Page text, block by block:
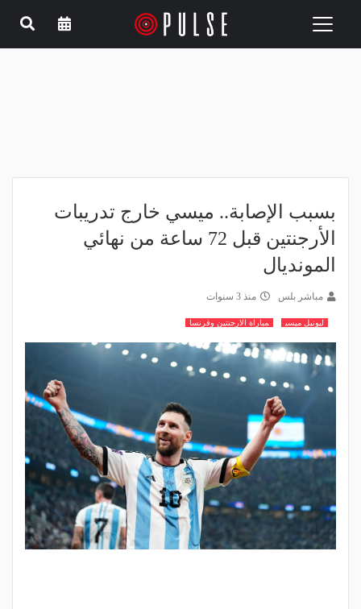
Toggle
بسبب الإصابة.. ميسي خارج تدريبات
الأرجنتين قبل 72 ساعة من نهائي
المونديال
مباشر بلس منذ 3 سنوات
ليونيل ميسي مباراة الارجنتين وفرنسا